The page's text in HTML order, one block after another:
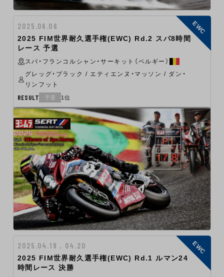
2025.06.06
2025 FIM世界耐久選手権(EWC) Rd.2 スパ8時間
レース 予選
スパ・フランコルシャン・サーキット（ベルギー）
グレッグ・ブラック / エティエンヌ・マッソン / ダン・
リンフット
RESULT 予選 1位
EWC
2025.04.19 , 04.20
2025 FIM世界耐久選手権(EWC) Rd.1 ルマン24
時間レース 決勝
EWC